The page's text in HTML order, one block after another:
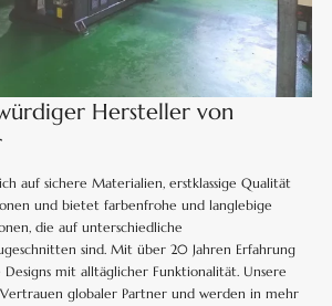
Hersteller von
auf sichere Materialien, erstklassige Qualität
und bietet farbenfrohe und langlebige
die auf unterschiedliche
sind. Mit über 20 Jahren Erfahrung
mit alltäglicher Funktionalität. Unsere
globaler Partner und werden in mehr